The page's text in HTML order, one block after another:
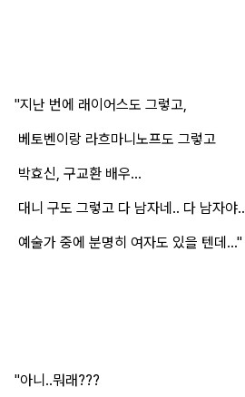
"지난 번에 래이어스도 그렇고,
베토벤이랑 라흐마니노프도 그렇고
박효신, 구교환 배우...
대니 구도 그렇고 다 남자네.. 다 남자야..
예술가 중에 분명히 여자도 있을 텐데..."
"아니..뭐래???